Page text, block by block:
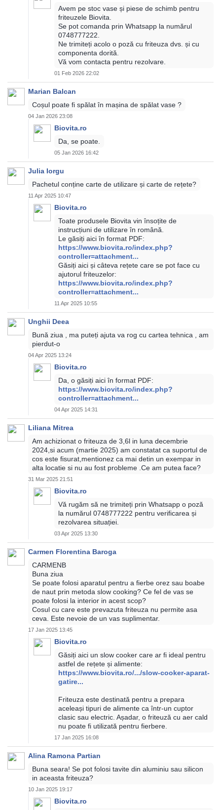
Avem pe stoc vase și piese de schimb pentru
friteuzele Biovita.
Se pot comanda prin Whatsapp la numărul
0748777222.
Ne trimiteți acolo o poză cu friteuza dvs. și cu
componenta dorită.
Vă vom contacta pentru rezolvare.
01 Feb 2026 22:02
Marian Balcan
Coșul poate fi spălat în mașina de spălat vase ?
04 Jan 2026 23:08
Biovita.ro
Da, se poate.
05 Jan 2026 16:42
Julia Iorgu
Pachetul conține carte de utilizare și carte de rețete?
11 Apr 2025 10:47
Biovita.ro
Toate produsele Biovita vin însoțite de
instrucțiuni de utilizare în română.
Le găsiți aici în format PDF:
https://www.biovita.ro/index.php?
controller=attachment...
Găsiți aici și câteva rețete care se pot face cu
ajutorul friteuzelor:
https://www.biovita.ro/index.php?
controller=attachment...
11 Apr 2025 10:55
Unghii Deea
Bună ziua , ma puteți ajuta va rog cu cartea tehnica , am
pierdut-o
04 Apr 2025 13:24
Biovita.ro
Da, o găsiți aici în format PDF:
https://www.biovita.ro/index.php?
controller=attachment...
04 Apr 2025 14:31
Liliana Mitrea
Am achizionat o friteuza de 3,6l in luna decembrie
2024,si acum (martie 2025) am constatat ca suportul de
cos este fisurat,mentionez ca mai detin un exempar in
alta locatie si nu au fost probleme .Ce am putea face?
31 Mar 2025 21:51
Biovita.ro
Vă rugăm să ne trimiteți prin Whatsapp o poză
la numărul 0748777222 pentru verificarea și
rezolvarea situației.
03 Apr 2025 13:30
Carmen Florentina Baroga
CARMENB
Buna ziua
Se poate folosi aparatul pentru a fierbe orez sau boabe
de naut prin metoda slow cooking? Ce fel de vas se
poate folosi la interior in acest scop?
Cosul cu care este prevazuta friteuza nu permite asa
ceva. Este nevoie de un vas suplimentar.
17 Jan 2025 13:45
Biovita.ro
Găsiți aici un slow cooker care ar fi ideal pentru
astfel de rețete și alimente:
https://www.biovita.ro/.../slow-cooker-aparat-
gatire...
Friteuza este destinată pentru a prepara
aceleași tipuri de alimente ca într-un cuptor
clasic sau electric. Așadar, o friteuză cu aer cald
nu poate fi utilizată pentru fierbere.
17 Jan 2025 16:08
Alina Ramona Partian
Buna seara! Se pot folosi tavite din aluminiu sau silicon
in aceasta friteuza?
10 Jan 2025 19:17
Biovita.ro